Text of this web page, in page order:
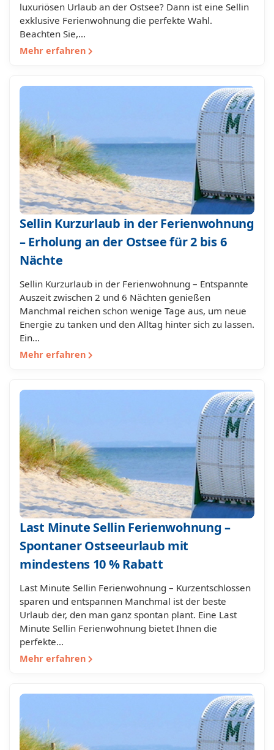
luxuriösen Urlaub an der Ostsee? Dann ist eine Sellin
exklusive Ferienwohnung die perfekte Wahl.
Beachten Sie,…
Mehr erfahren
Sellin Kurzurlaub in der Ferienwohnung
– Erholung an der Ostsee für 2 bis 6
Nächte
Sellin Kurzurlaub in der Ferienwohnung – Entspannte
Auszeit zwischen 2 und 6 Nächten genießen
Manchmal reichen schon wenige Tage aus, um neue
Energie zu tanken und den Alltag hinter sich zu lassen.
Ein…
Mehr erfahren
Last Minute Sellin Ferienwohnung –
Spontaner Ostseeurlaub mit
mindestens 10 % Rabatt
Last Minute Sellin Ferienwohnung – Kurzentschlossen
sparen und entspannen Manchmal ist der beste
Urlaub der, den man ganz spontan plant. Eine Last
Minute Sellin Ferienwohnung bietet Ihnen die
perfekte…
Mehr erfahren